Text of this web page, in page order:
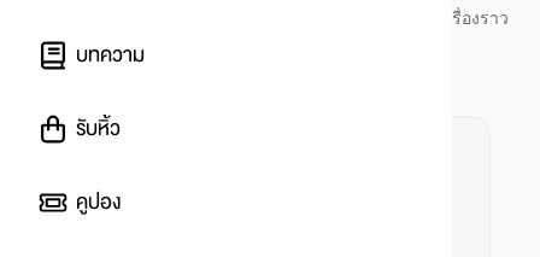
บทความ
รับหิ้ว
คูปอง
ปันโปร PUNPRO ที่ 1 ด้านโปรโมชัน อัปเดตและติดตามทุกเรื่องราว
โปรโมชัน